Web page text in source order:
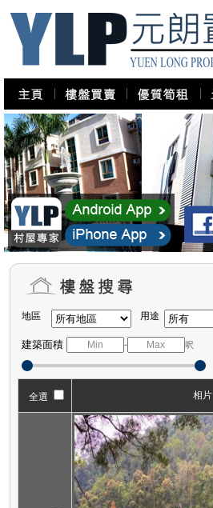
地區 用途
建築面積 - 呎
全選 相片